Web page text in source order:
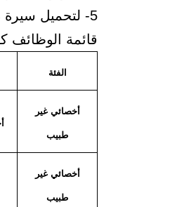
5- لتحميل سيرة ذاتية جاهزة لإرفاقها إضغط هنا .
قائمة الوظائف
الفئة
أخصائي غير
طبيب
أخصائي غير
طبيب